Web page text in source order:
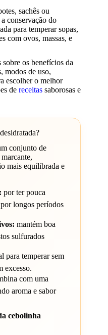
sachês ou
conservação do
para temperar sopas,
com ovos, massas, e
sobre os benefícios da
modos de uso,
escolher o melhor
de receitas saborosas e
conjunto de
mais equilibrada e
por ter pouca
longos períodos
mantém boa
sulfurados
para temperar sem
excesso.
com uma
aroma e sabor
cebolinha